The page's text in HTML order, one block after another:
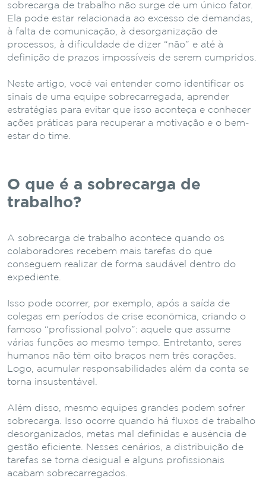
sobrecarga de trabalho não surge de um único fator.
Ela pode estar relacionada ao excesso de demandas,
à falta de comunicação, à desorganização de
processos, à dificuldade de dizer “não” e até à
definição de prazos impossíveis de serem cumpridos.
Neste artigo, você vai entender como identificar os
sinais de uma equipe sobrecarregada, aprender
estratégias para evitar que isso aconteça e conhecer
ações práticas para recuperar a motivação e o bem-
estar do time.
O que é a sobrecarga de
trabalho?
A sobrecarga de trabalho acontece quando os
colaboradores recebem mais tarefas do que
conseguem realizar de forma saudável dentro do
expediente.
Isso pode ocorrer, por exemplo, após a saída de
colegas em períodos de crise econômica, criando o
famoso “profissional polvo”: aquele que assume
várias funções ao mesmo tempo. Entretanto, seres
humanos não têm oito braços nem três corações.
Logo, acumular responsabilidades além da conta se
torna insustentável.
Além disso, mesmo equipes grandes podem sofrer
sobrecarga. Isso ocorre quando há fluxos de trabalho
desorganizados, metas mal definidas e ausência de
gestão eficiente. Nesses cenários, a distribuição de
tarefas se torna desigual e alguns profissionais
acabam sobrecarregados.